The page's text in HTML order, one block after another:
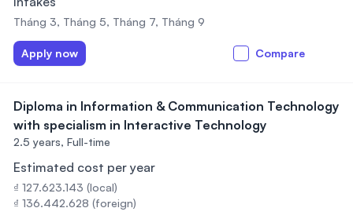
Tháng 3, Tháng 5, Tháng 7, Tháng 9
Apply now Compare
Diploma in Information & Communication Technology
with specialism in Interactive Technology
2.5 years, Full-time
Estimated cost per year
₫ 127.623.143 (local)
₫ 136.442.628 (foreign)